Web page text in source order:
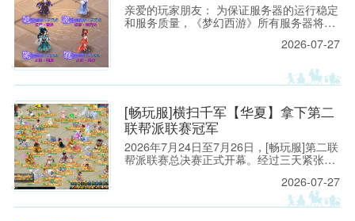
亲爱的玩家朋友： 为保证服务器的运行稳定
和服务质量，《梦幻西游》所有服务器将于
行的维护工作。预计维护时间为上午8:00至
戏时间，以免造成不必要的损失。
2026-07-27
[畅玩服]横扫千军【华夏】拿下第二
联帮派联赛冠军
2026年7月24日至7月26日，[畅玩服]第二联
帮派联赛总决赛正式开幕。经过三天紧张激
路过关斩将，以全胜之姿拿下【将军令】的
2026-07-27